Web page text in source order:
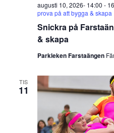
Snickra på
& skapa
augusti 10, 2026- 14:00 -
prova på att bygga & skapa
Parkleken Farstaängen
TIS
11